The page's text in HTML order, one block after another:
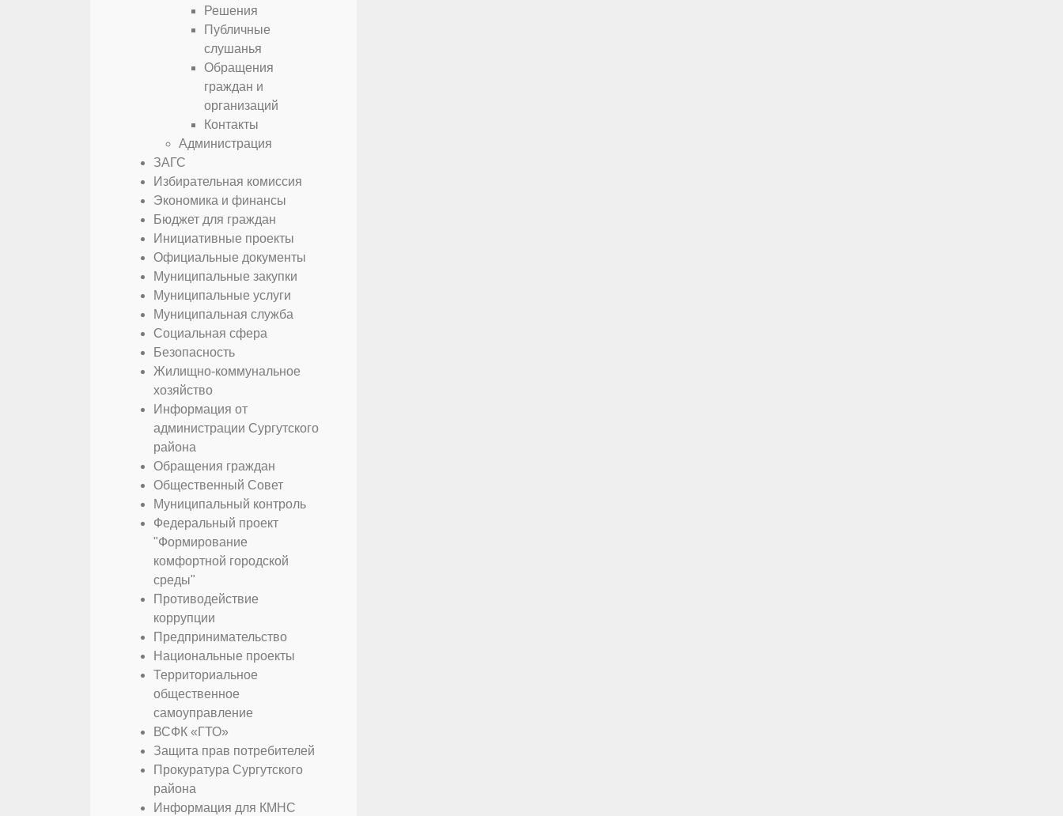
Решения
Публичные
слушанья
Обращения
граждан и
организаций
Контакты
Администрация
ЗАГС
Избирательная комиссия
Экономика и финансы
Бюджет для граждан
Инициативные проекты
Официальные документы
Муниципальные закупки
Муниципальные услуги
Муниципальная служба
Социальная сфера
Безопасность
Жилищно-коммунальное
хозяйство
Информация от
администрации Сургутского
района
Обращения граждан
Общественный Совет
Муниципальный контроль
Федеральный проект
"Формирование
комфортной городской
среды"
Противодействие
коррупции
Предпринимательство
Национальные проекты
Территориальное
общественное
самоуправление
ВСФК «ГТО»
Защита прав потребителей
Прокуратура Сургутского
района
Информация для КМНС